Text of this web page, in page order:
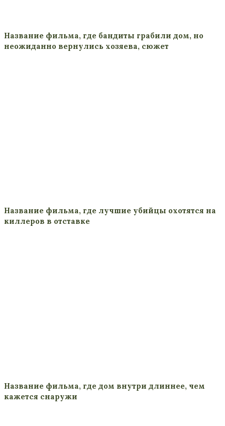
Название фильма, где бандиты грабили дом, но
неожиданно вернулись хозяева, сюжет
Название фильма, где лучшие убийцы охотятся на
киллеров в отставке
Название фильма, где дом внутри длиннее, чем
кажется снаружи